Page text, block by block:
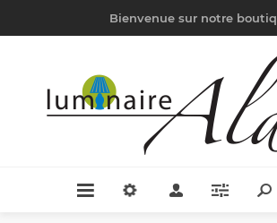
Bienvenue sur notre